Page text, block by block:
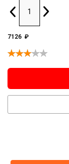
7126 ₽